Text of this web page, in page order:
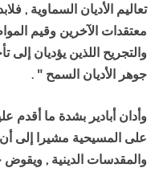
تعاليم الأديان السماوية ,
معتقدات الآخرين وقيم
والتجريح اللذين يؤديان إلى
جوهر الأديان السمح " .
وأدان أبادير بشدة ما أقدم
على المسيحية مشيرا إلى
والمقدسات الدينية , ويقوض